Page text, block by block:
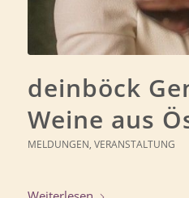
deinböck
Weine aus
MELDUNGEN, VERANSTALTUNG